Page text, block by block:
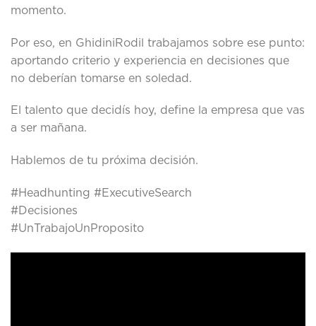
momento.
Por eso, en GhidiniRodil trabajamos sobre ese punto:
aportando criterio y experiencia en decisiones que
no deberían tomarse en soledad.
El talento que decidís hoy, define la empresa que vas
a ser mañana.
Hablemos de tu próxima decisión.
#Headhunting #ExecutiveSearch
#Decisiones
#UnTrabajoUnProposito